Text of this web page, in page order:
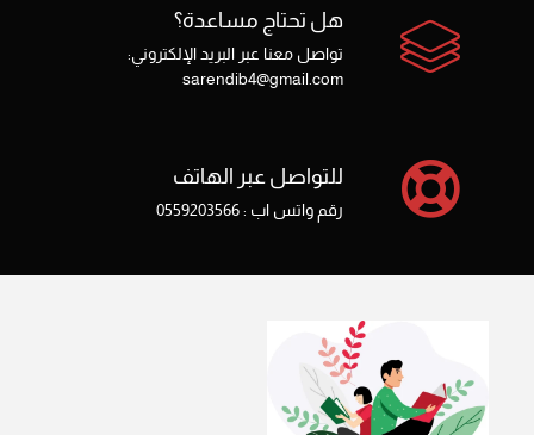
هل تحتاج مساعدة؟
تواصل معنا عبر البريد الإلكتروني:
sarendib4@gmail.com
للتواصل عبر الهاتف
رقم واتس اب : 0559203566